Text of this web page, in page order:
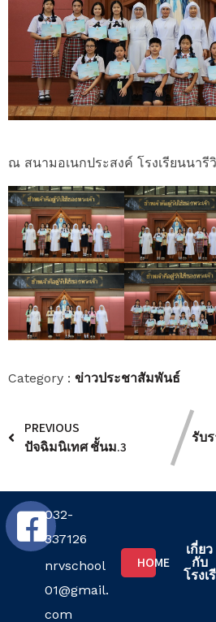
ณ สนามอเนกประสงค์ โรงเรียนนารี
Category : ข่าวประชาสัมพันธ์
PREVIOUS
ปัจฉิมนิเทศ ชั้นม.3
รับ
032-
337126
nrvschool
01@gmail.
com
HOME
เกี่ยว
กับ
โรงเ